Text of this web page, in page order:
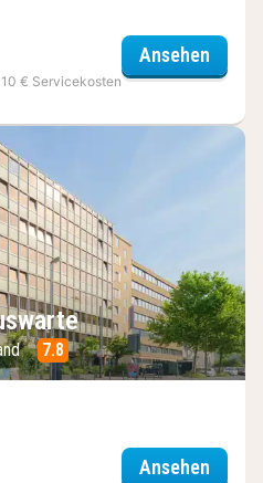
€ Servicekosten
Ansehen
7.8
Ansehen